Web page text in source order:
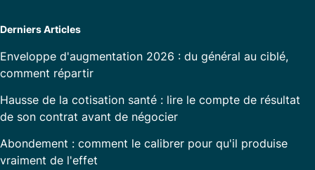
Derniers Articles
Enveloppe d'augmentation 2026 : du général au ciblé,
comment répartir
Hausse de la cotisation santé : lire le compte de résultat
de son contrat avant de négocier
Abondement : comment le calibrer pour qu'il produise
vraiment de l'effet